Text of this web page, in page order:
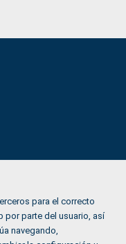
para el correcto
por parte del usuario, así
navegando,